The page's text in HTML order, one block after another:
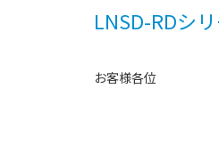
LNSD-RDシ
お客様各位